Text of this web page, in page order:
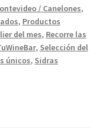
/ Canelones,
, Productos
del mes, Recorre las
, Selección del
únicos, Sidras